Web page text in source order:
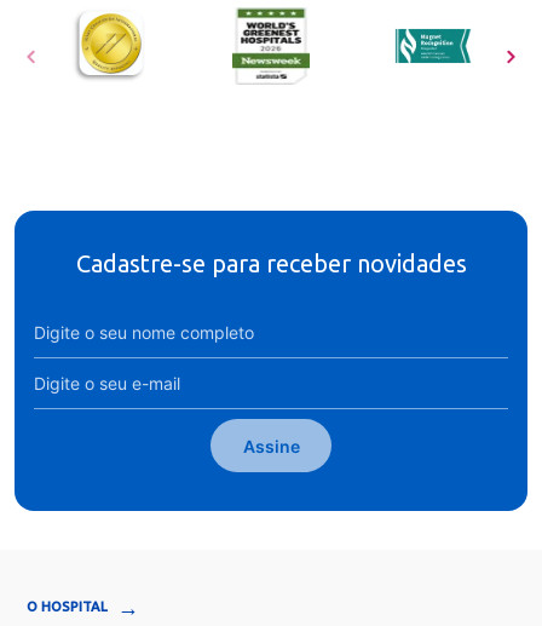
Cadastre-se para receber novidades
Assine
O HOSPITAL →